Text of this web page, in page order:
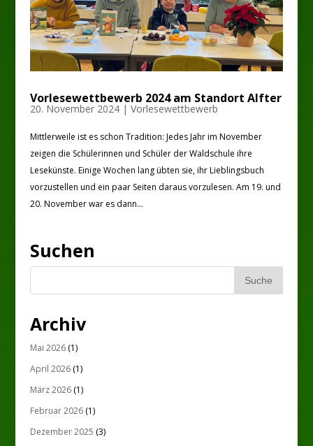
Vorlesewettbewerb 2024 am Standort Alfter
20. November 2024| Vorlesewettbewerb
Mittlerweile ist es schon Tradition: Jedes Jahr im November
zeigen die Schülerinnen und Schüler der Waldschule ihre
Lesekünste. Einige Wochen lang übten sie, ihr Lieblingsbuch
vorzustellen und ein paar Seiten daraus vorzulesen. Am 19. und
20. November war es dann...
Suchen
Archiv
Mai 2026(1)
April 2026(1)
März 2026(1)
Februar 2026(1)
Dezember 2025 (3)